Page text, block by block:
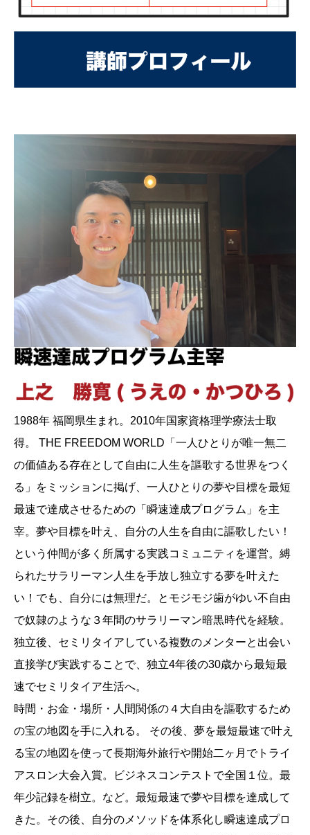
1988年 福岡県生まれ。2010年国家資格理学療法士取
得。 THE FREEDOM WORLD「一人ひとりが唯一無二
の価値ある存在として自由に人生を謳歌する世界をつく
る」をミッションに掲げ、一人ひとりの夢や目標を最短
最速で達成させるための「瞬速達成プログラム」を主
宰。夢や目標を叶え、自分の人生を自由に謳歌したい！
という仲間が多く所属する実践コミュニティを運営。縛
られたサラリーマン人生を手放し独立する夢を叶えた
い！でも、自分には無理だ。とモジモジ歯がゆい不自由
で奴隷のような３年間のサラリーマン暗黒時代を経験。
独立後、セミリタイアしている複数のメンターと出会い
直接学び実践することで、独立4年後の30歳から最短最
速でセミリタイア生活へ。
時間・お金・場所・人間関係の４大自由を謳歌するため
の宝の地図を手に入れる。 その後、夢を最短最速で叶え
る宝の地図を使って長期海外旅行や開始二ヶ月でトライ
アスロン大会入賞。ビジネスコンテストで全国１位。最
年少記録を樹立。など。最短最速で夢や目標を達成して
きた。その後、自分のメソッドを体系化し瞬速達成プロ